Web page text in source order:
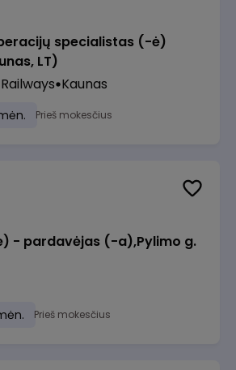
specialistas (-ė)
LT)
Kaunas
Prieš mokesčius
- pardavėjas (-a),Pylimo g.
Prieš mokesčius